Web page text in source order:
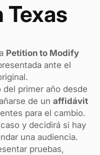
Texas
Petition to Modify
ante el
primer año desde
de un affidávit
para el cambio.
y decidirá si hay
una audiencia.
pruebas,